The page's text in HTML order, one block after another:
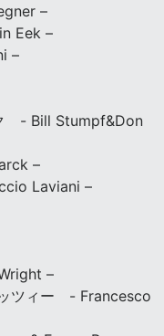
–
Eek –
–
- Bill Stumpf&Don
–
Laviani –
–
ツィー - Francesco